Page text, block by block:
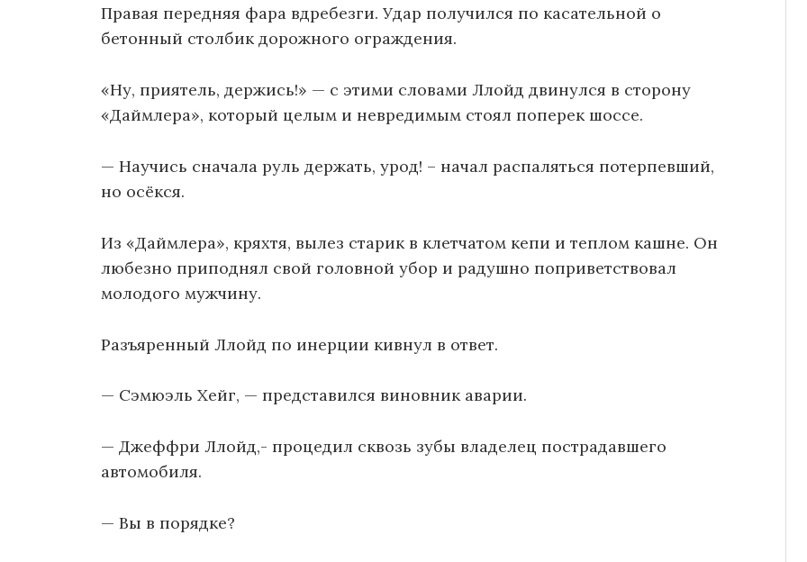
Правая передняя фара вдребезги. Удар получился по касательной о
бетонный столбик дорожного ограждения.
«Ну, приятель, держись!» — с этими словами Ллойд двинулся в сторону
«Даймлера», который целым и невредимым стоял поперек шоссе.
— Научись сначала руль держать, урод! – начал распаляться потерпевший,
но осёкся.
Из «Даймлера», кряхтя, вылез старик в клетчатом кепи и теплом кашне. Он
любезно приподнял свой головной убор и радушно поприветствовал
молодого мужчину.
Разъяренный Ллойд по инерции кивнул в ответ.
— Сэмюэль Хейг, — представился виновник аварии.
— Джеффри Ллойд,- процедил сквозь зубы владелец пострадавшего
автомобиля.
— Вы в порядке?